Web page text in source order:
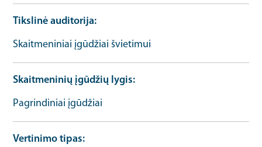
Tikslinė auditorija
Skaitmeniniai įgūdžiai švietimui
Skaitmeninių įgūdžių lygis
Pagrindiniai įgūdžiai
Vertinimo tipas